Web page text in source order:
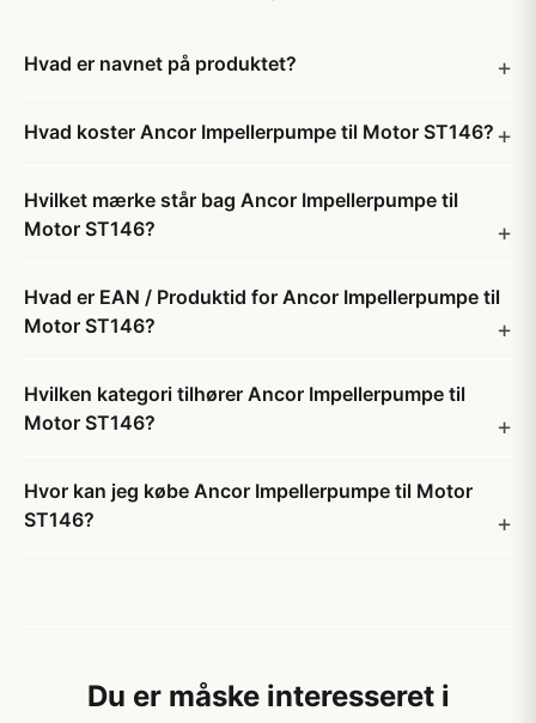
Hvad er navnet på produktet?
Hvad koster Ancor Impellerpumpe til Motor ST146?
Hvilket mærke står bag Ancor Impellerpumpe til
Motor ST146?
Hvad er EAN / Produktid for Ancor Impellerpumpe til
Motor ST146?
Hvilken kategori tilhører Ancor Impellerpumpe til
Motor ST146?
Hvor kan jeg købe Ancor Impellerpumpe til Motor
ST146?
Du er måske interesseret i